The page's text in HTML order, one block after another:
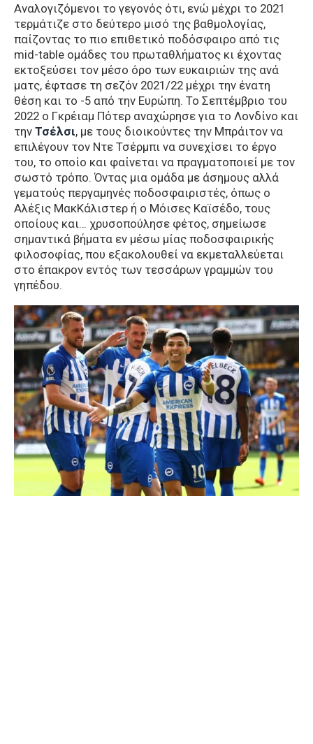
Αναλογιζόμενοι το γεγονός ότι, ενώ μέχρι το 2021
τερμάτιζε στο δεύτερο μισό της βαθμολογίας,
παίζοντας το πιο επιθετικό ποδόσφαιρο από τις
mid-table ομάδες του πρωταθλήματος κι έχοντας
εκτοξεύσει τον μέσο όρο των ευκαιριών της ανά
ματς, έφτασε τη σεζόν 2021/22 μέχρι την ένατη
θέση και το -5 από την Ευρώπη. Το Σεπτέμβριο του
2022 ο Γκρέιαμ Πότερ αναχώρησε για το Λονδίνο και
την Τσέλσι, με τους διοικούντες την Μπράιτον να
επιλέγουν τον Ντε Τσέρμπι να συνεχίσει το έργο
του, το οποίο και φαίνεται να πραγματοποιεί με τον
σωστό τρόπο. Όντας μια ομάδα με άσημους αλλά
γεματούς περγαμηνές ποδοσφαιριστές, όπως ο
Αλέξις ΜακΚάλιστερ ή ο Μόισες Καϊσέδο, τους
οποίους και… χρυσοπούλησε φέτος, σημείωσε
σημαντικά βήματα εν μέσω μίας ποδοσφαιρικής
φιλοσοφίας, που εξακολουθεί να εκμεταλλεύεται
στο έπακρον εντός των τεσσάρων γραμμών του
γηπέδου.